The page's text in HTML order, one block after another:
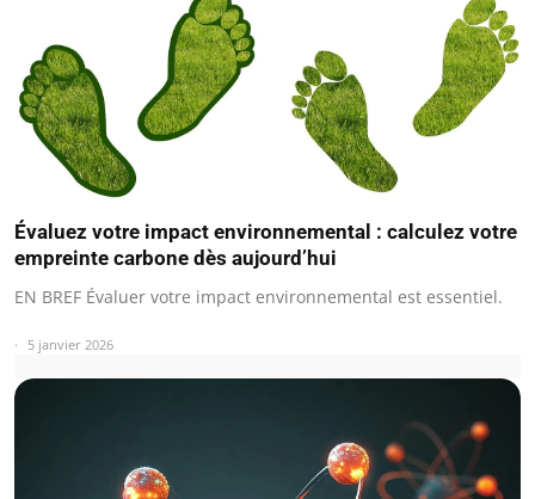
Évaluez votre impact environnemental : calculez votre
empreinte carbone dès aujourd’hui
EN BREF Évaluer votre impact environnemental est essentiel.
5 janvier 2026